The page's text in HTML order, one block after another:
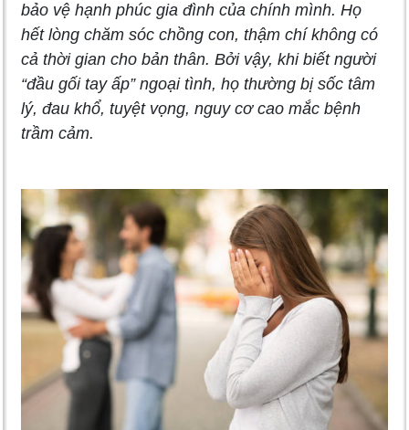
bảo vệ hạnh phúc gia đình của chính mình. Họ
hết lòng chăm sóc chồng con, thậm chí không có
cả thời gian cho bản thân. Bởi vậy, khi biết người
“đầu gối tay ấp” ngoại tình, họ thường bị sốc tâm
lý, đau khổ, tuyệt vọng, nguy cơ cao mắc bệnh
trầm cảm.